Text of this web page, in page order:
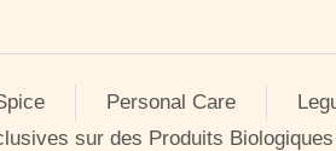
Personal Care
sur des Produits Biologiques